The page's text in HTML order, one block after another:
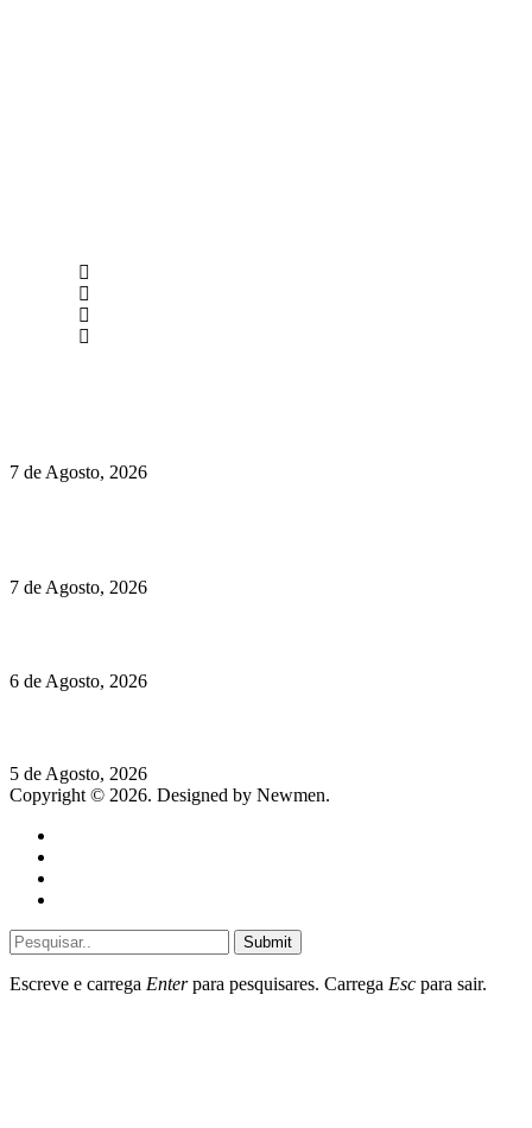
7 de Agosto, 2026
7 de Agosto, 2026
6 de Agosto, 2026
5 de Agosto, 2026
Copyright © 2026. Designed by Newmen.
Submit
Escreve e carrega Enterpara pesquisares. Carrega Esc para sair.